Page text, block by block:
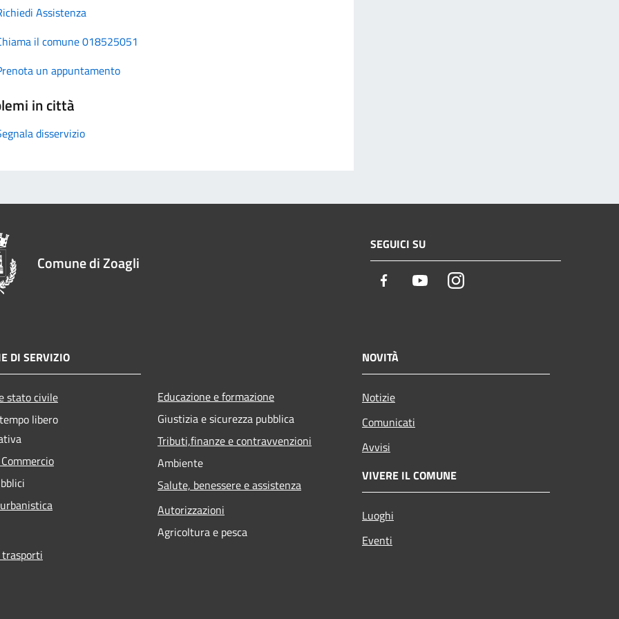
Assistenza
il comune 018525051
un appuntamento
in città
disservizio
Comune di Zoagli
SEGUICI SU
Facebook YoutubeInstagram
DI SERVIZIO
stato civile
libero
Educazione e formazione
Giustizia e sicurezza pubblica
Tributi,finanze e contravvenzioni
Ambiente
Salute, benessere e assistenza
Autorizzazioni
Agricoltura e pesca
NOVITÀ
Notizie
Comunicati
Avvisi
VIVERE IL COMUNE
Luoghi
Eventi